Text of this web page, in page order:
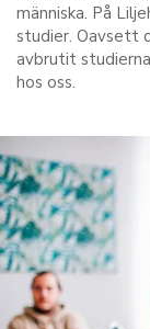
människa. På
studier. Oavsett
avbrutit
hos oss.